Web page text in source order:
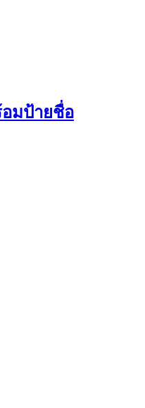
มป้ายชื่อ